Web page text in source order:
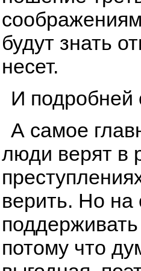
будут знать
несет.
И подробней
А самое
люди верят в
верить. Но на
потому что